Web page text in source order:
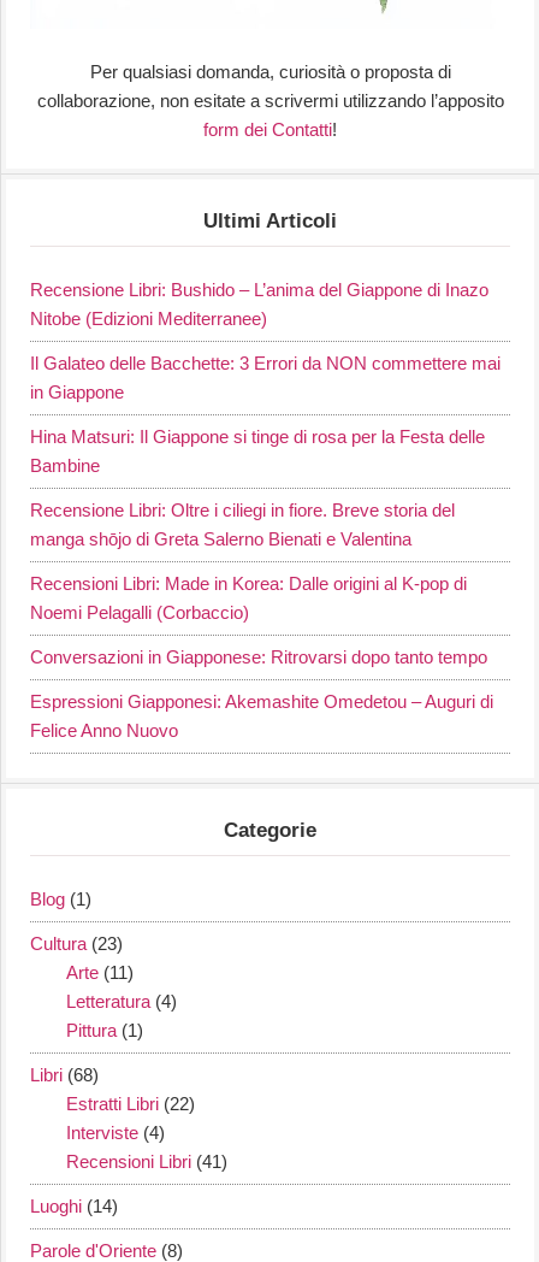
Per qualsiasi domanda, curiosità o proposta di
collaborazione, non esitate a scrivermi utilizzando l’apposito
form dei Contatti!
Ultimi Articoli
Recensione Libri: Bushido – L’anima del Giappone di Inazo
Nitobe (Edizioni Mediterranee)
Il Galateo delle Bacchette: 3 Errori da NON commettere mai
in Giappone
Hina Matsuri: Il Giappone si tinge di rosa per la Festa delle
Bambine
Recensione Libri: Oltre i ciliegi in fiore. Breve storia del
manga shōjo di Greta Salerno Bienati e Valentina
Recensioni Libri: Made in Korea: Dalle origini al K-pop di
Noemi Pelagalli (Corbaccio)
Conversazioni in Giapponese: Ritrovarsi dopo tanto tempo
Espressioni Giapponesi: Akemashite Omedetou – Auguri di
Felice Anno Nuovo
Categorie
Blog (1)
Cultura (23)
Arte (11)
Letteratura (4)
Pittura (1)
Libri (68)
Estratti Libri (22)
Interviste (4)
Recensioni Libri (41)
Luoghi (14)
Parole d'Oriente (8)